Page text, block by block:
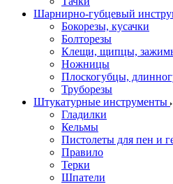
Шарнирно-губцевый
Бокорезы, кусачки
Болторезы
Клещи, щипцы,
Ножницы
Плоскогубцы,
Труборезы
Штукатурные инструменты
Гладилки
Кельмы
Пистолеты для пен и
Правило
Терки
Шпатели